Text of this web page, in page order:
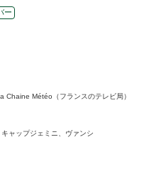
ー
Chaine Météo（フランスのテレビ局）
ャップジェミニ、ヴァンシ